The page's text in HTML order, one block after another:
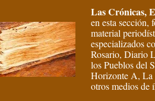
Las Crónicas,
en esta sección,
material
especializados
Rosario, Diario
los Pueblos del
Horizonte A,
otros medios de